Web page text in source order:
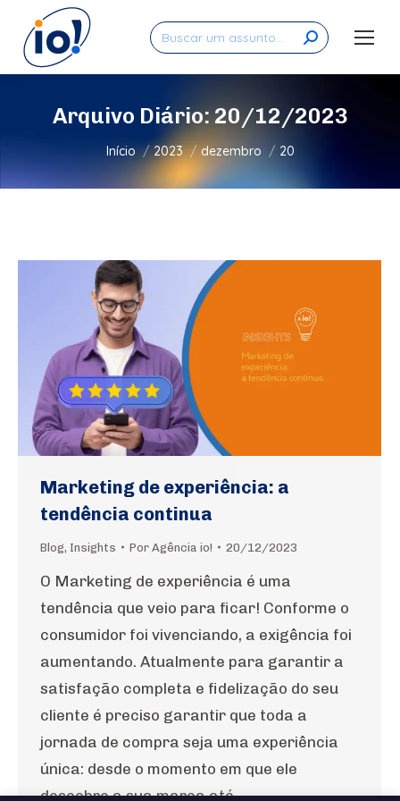
Search:
Arquivo Diário:20/12/2023
Você está aqui:
Início 2023 dezembro 20
Marketing de experiência: a
tendência continua
Blog, Insights Por Agência io! 20/12/2023
O Marketing de experiência é uma
tendência que veio para ficar! Conforme o
consumidor foi vivenciando, a exigência foi
aumentando. Atualmente para garantir a
satisfação completa e fidelização do seu
cliente é preciso garantir que toda a
jornada de compra seja uma experiência
única: desde o momento em que ele
descobre a sua marca até…